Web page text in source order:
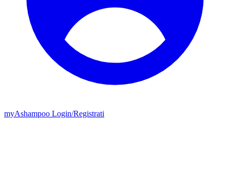
myAshampoo Login/Registrati